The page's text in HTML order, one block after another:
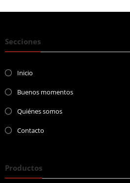
Secciones
Inicio
Buenos momentos
Quiénes somos
Contacto
Productos